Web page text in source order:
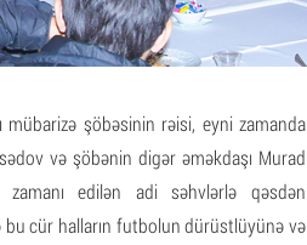
mübarizə şöbəsinin rəisi, eyni zamanda
və şöbənin digər əməkdaşı Murad
zamanı edilən adi səhvlərlə qəsdən
bu cür halların futbolun dürüstlüyünə və